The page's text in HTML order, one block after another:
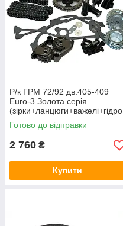
Р/к ГРМ 72/92 дв.405-409
Euro-3 Золота серія
(зірки+ланцюги+важелі+гідро
нат.+заспок.) АП 406-
3906625-01
Готово до відправки
2 760 ₴
Купити